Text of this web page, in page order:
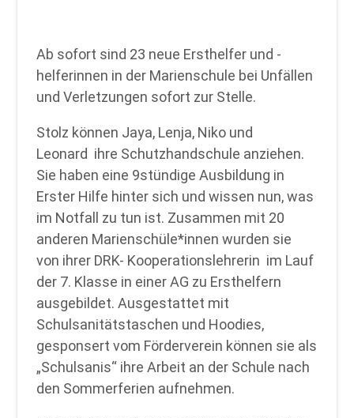
Ab sofort sind 23 neue Ersthelfer und -
helferinnen in der Marienschule bei Unfällen
und Verletzungen sofort zur Stelle.
Stolz können Jaya, Lenja, Niko und
Leonard ihre Schutzhandschule anziehen.
Sie haben eine 9stündige Ausbildung in
Erster Hilfe hinter sich und wissen nun, was
im Notfall zu tun ist. Zusammen mit 20
anderen Marienschüle*innen wurden sie
von ihrer DRK- Kooperationslehrerin im Lauf
der 7. Klasse in einer AG zu Ersthelfern
ausgebildet. Ausgestattet mit
Schulsanitätstaschen und Hoodies,
gesponsert vom Förderverein können sie als
„Schulsanis“ ihre Arbeit an der Schule nach
den Sommerferien aufnehmen.